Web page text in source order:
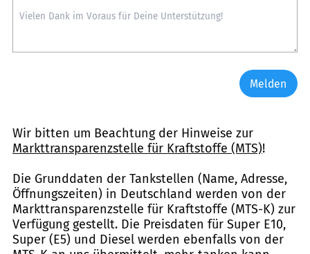
Melden
Wir bitten um Beachtung der Hinweise zur
Markttransparenzstelle für Kraftstoffe (MTS)!
Die Grunddaten der Tankstellen (Name, Adresse,
Öffnungszeiten) in Deutschland werden von der
Markttransparenzstelle für Kraftstoffe (MTS-K) zur
Verfügung gestellt. Die Preisdaten für Super E10,
Super (E5) und Diesel werden ebenfalls von der